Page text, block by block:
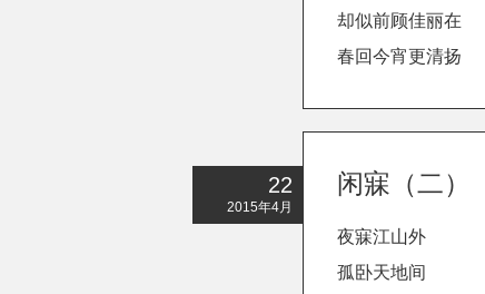
却似前顾佳丽在
春回今宵更清扬
22
2015年4月
闲寐（二）
夜寐江山外
孤卧天地间